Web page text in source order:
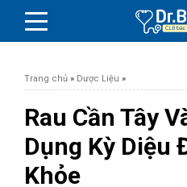
BỆNH DA LIỄU
Trang chủ » Dược Liệu »
Rau Cần Tây
Dụng Kỳ Diệu
Khỏe